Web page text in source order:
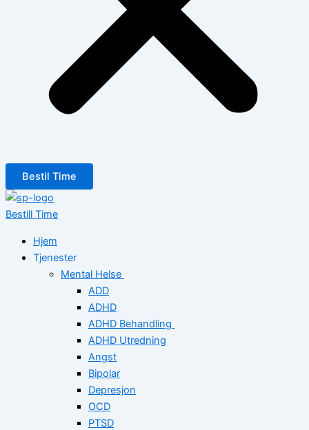
Bestil Time
Bestill Time
Hjem
Tjenester
Mental Helse
ADD
ADHD
ADHD Behandling
ADHD Utredning
Angst
Bipolar
Depresjon
OCD
PTSD